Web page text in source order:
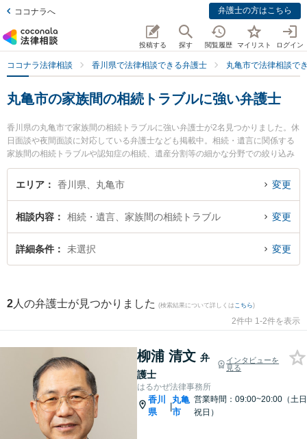
ココナラへ 弁護士の方はこちら
投稿する 探す 閲覧履歴 マイリスト ログイン
ココナラ法律相談 香川県で法律相談できる弁護士 丸亀市で法律相談で
丸亀市の家族間の相続トラブルに強い弁護士
香川県の丸亀市で家族間の相続トラブルに強い弁護士が2名見つかりました。休
日面談や夜間面談に対応している弁護士なども掲載中。相続・遺言に関係する
家族間の相続トラブルや認知症の相続、遺産分割等の細かな分野での絞り込み
検索もでき便利です。特にはるかぜ法律事務所の柳浦 清文弁護士や丸亀みらい
法律事務所の久保田 仁弁護士のプロフィール情報や弁護士費用、強みなどが注
決の実績豊富な近くの弁護士を検索したい』『初回相談無料で家族間の相続ト
ラブルを法律相談できる丸亀市内の弁護士に相談予約したい』などでお困りの
相談者さんにおすすめです。
エリア 香川県、丸亀市 変更
相談内容 相続・遺言、家族間の相続トラブル 変更
詳細条件 未選択 変更
2 人の弁護士が見つかりました (検索結果について詳しくは こちら)
2件中 1-2件を表示
柳浦 清文 弁
護士
インタビューを
見る
はるかぜ法律事務所
香川
県
|
丸亀
市
営業時間：09:00~20:00（土日
祝日）